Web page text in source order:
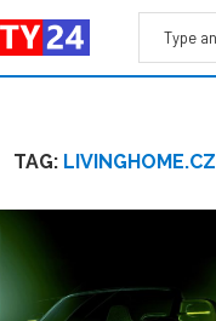
TAG: LIVINGHOME.CZ